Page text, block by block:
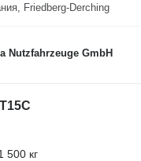
Friedberg-Derching
Nutzfahrzeuge GmbH
500 кг